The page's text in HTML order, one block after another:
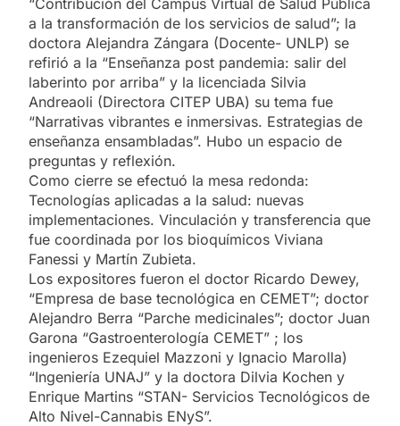
a la transformación de los servicios de salud”; la
doctora Alejandra Zángara (Docente- UNLP) se
refirió a la “Enseñanza post pandemia: salir del
laberinto por arriba” y la licenciada Silvia
Andreaoli (Directora CITEP UBA) su tema fue
“Narrativas vibrantes e inmersivas. Estrategias de
enseñanza ensambladas”. Hubo un espacio de
preguntas y reflexión.
Como cierre se efectuó la mesa redonda:
Tecnologías aplicadas a la salud: nuevas
implementaciones. Vinculación y transferencia que
fue coordinada por los bioquímicos Viviana
Fanessi y Martín Zubieta.
Los expositores fueron el doctor Ricardo Dewey,
“Empresa de base tecnológica en CEMET”; doctor
Alejandro Berra “Parche medicinales”; doctor Juan
Garona “Gastroenterología CEMET” ; los
ingenieros Ezequiel Mazzoni y Ignacio Marolla)
“Ingeniería UNAJ” y la doctora Dilvia Kochen y
Enrique Martins “STAN- Servicios Tecnológicos de
Alto Nivel-Cannabis ENyS”.